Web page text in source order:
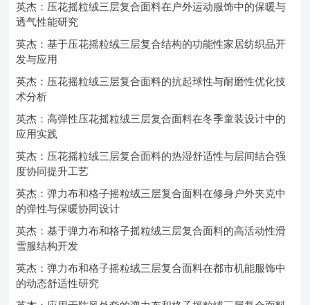
英杰：压花摇粒绒三层复合面料在户外运动服饰中的保暖与
透气性能研究
英杰：基于压花摇粒绒三层复合结构的功能性家居纺织品开
发与应用
英杰：压花摇粒绒三层复合面料的抗起球性与耐磨性优化技
术分析
英杰：高弹性压花摇粒绒三层复合面料在冬季童装设计中的
应用实践
英杰：压花摇粒绒三层复合面料的热湿舒适性与层间结合强
度协同提升工艺
英杰：弹力布和格子摇粒绒三层复合面料在修身户外夹克中
的弹性与保暖协同设计
英杰：基于弹力布和格子摇粒绒三层复合面料的高活动性滑
雪服结构开发
英杰：弹力布和格子摇粒绒三层复合面料在都市机能服饰中
的动态舒适性研究